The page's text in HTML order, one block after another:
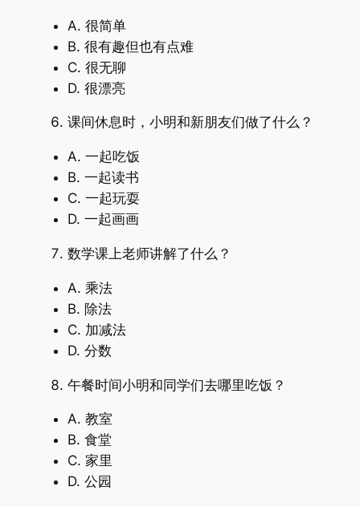
A. 很简单
B. 很有趣但也有点难
C. 很无聊
D. 很漂亮
课间休息时，小明和新朋友们做了什么？
A. 一起吃饭
B. 一起读书
C. 一起玩耍
D. 一起画画
数学课上老师讲解了什么？
A. 乘法
B. 除法
C. 加减法
D. 分数
午餐时间小明和同学们去哪里吃饭？
A. 教室
B. 食堂
C. 家里
D. 公园